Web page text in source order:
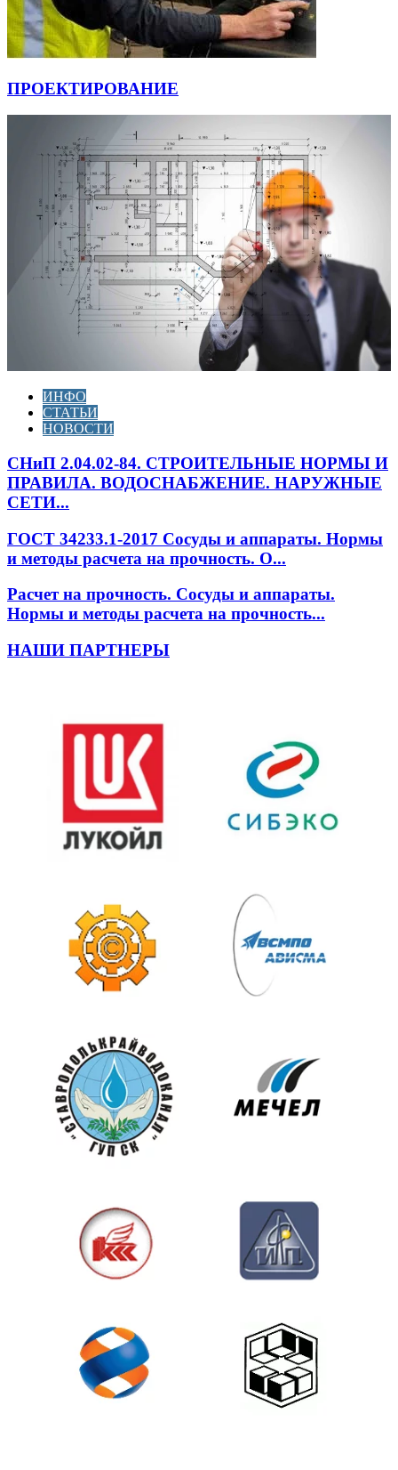
ПРОЕКТИРОВАНИЕ
ИНФО
СТАТЬИ
НОВОСТИ
СНиП 2.04.02-84. СТРОИТЕЛЬНЫЕ НОРМЫ И
ПРАВИЛА. ВОДОСНАБЖЕНИЕ. НАРУЖНЫЕ
СЕТИ...
ГОСТ 34233.1-2017 Сосуды и аппараты. Нормы
и методы расчета на прочность. О...
Расчет на прочность. Сосуды и аппараты.
Нормы и методы расчета на прочность...
НАШИ ПАРТНЕРЫ